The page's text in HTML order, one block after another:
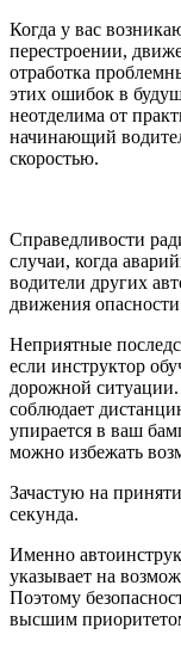
Когда у вас
перестроении,
отработка
этих ошибок в
неотделима от
начинающий
скоростью.
Справедливости
случаи, когда
водители других
движения
Неприятные
если инструктор
дорожной
соблюдает
упирается в ваш
можно избежать
Зачастую на
секунда.
Именно
указывает на
Поэтому
высшим